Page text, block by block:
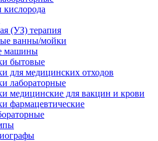
(УЗ) терапия
ванны/мойки
машины
бытовые
для медицинских отходов
лабораторные
медицинские для вакцин и крови
фармацевтические